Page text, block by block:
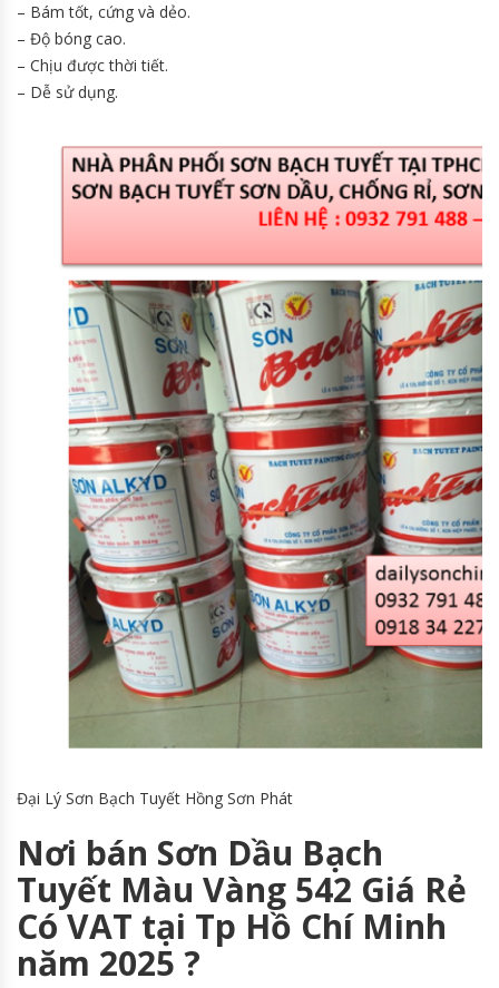
– Bám tốt, cứng và dẻo.
– Độ bóng cao.
– Chịu được thời tiết.
– Dễ sử dụng.
Đại Lý Sơn Bạch Tuyết Hồng Sơn Phát
Nơi bán Sơn Dầu Bạch
Tuyết Màu Vàng 542 Giá Rẻ
Có VAT tại Tp Hồ Chí Minh
năm 2025 ?